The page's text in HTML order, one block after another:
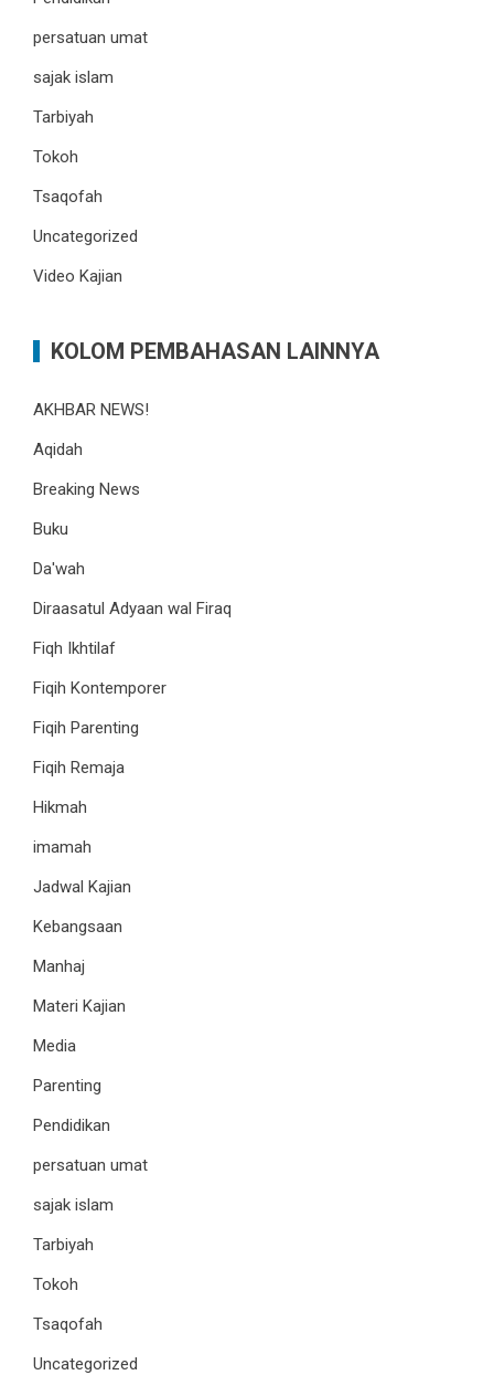
persatuan umat
sajak islam
Tarbiyah
Tokoh
Tsaqofah
Uncategorized
Video Kajian
KOLOM PEMBAHASAN LAINNYA
AKHBAR NEWS!
Aqidah
Breaking News
Buku
Da'wah
Diraasatul Adyaan wal Firaq
Fiqh Ikhtilaf
Fiqih Kontemporer
Fiqih Parenting
Fiqih Remaja
Hikmah
imamah
Jadwal Kajian
Kebangsaan
Manhaj
Materi Kajian
Media
Parenting
Pendidikan
persatuan umat
sajak islam
Tarbiyah
Tokoh
Tsaqofah
Uncategorized